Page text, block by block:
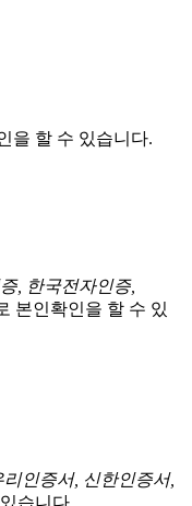
을 할 수 있습니다.
, 한국전자인증,
본인확인을 할 수 있
리인증서, 신한인증서,